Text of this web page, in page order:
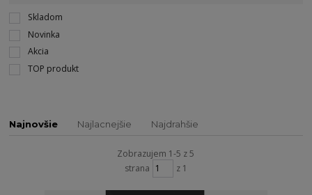
Skladom
Novinka
Akcia
TOP produkt
Najnovšie Najlacnejšie Najdrahšie
Zobrazujem 1-5 z 5
strana
z 1